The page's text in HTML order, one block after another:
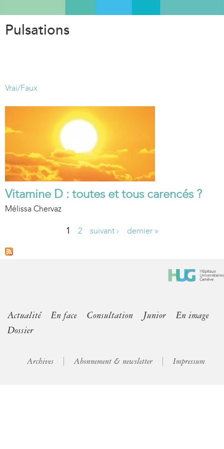
Pulsations
Vrai/Faux
Vitamine D : toutes et tous carencés ?
Mélissa Chervaz
P
s
1 2 suivant › dernier »
Actualité En face Consultation Junior
En image
Dossier
Archives Abonnement & newsletter Impressum